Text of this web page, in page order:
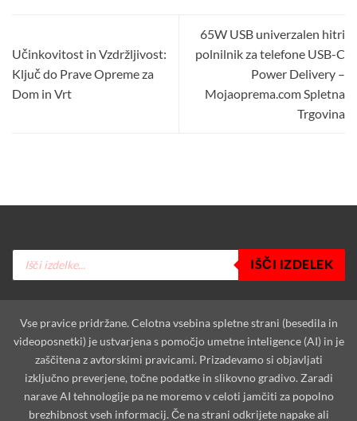
Učinkovitost in Vzdržljivost:
Ključ do Prave Opreme za
Dom in Vrt
65W USB univerzalen hitri
polnilnik za telefone USB-C
Power Delivery –
Mojaoprema.com Spletna
Trgovina
Products
search
IŠČI IZDELEK
Vse pravice pridržane. Celotna vsebina spletne strani (besedila in
videoposnetki) je ustvarjena s pomočjo umetne inteligence (AI) in je
zaščitena z avtorskimi pravicami. Prizadevamo si objavljati
izključno preverjene, točne podatke in slikovno gradivo. Zaradi
narave AI tehnologije pa ne moremo v celoti jamčiti za popolno
brezhibnost vseh informacij. Če na strani odkrijete napake ali